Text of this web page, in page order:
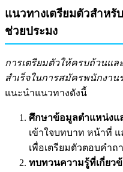
แนวทางเตรียมตัวสำห
ช่วยประมง
การเตรียมตัวให้ครบถ้วนแ
สำเร็จในการสมัครพนักงาน
แนะนำแนวทางดังนี้
ศึกษาข้อมูลตำแหน่งแ
เข้าใจบทบาท หน้าที่
เพื่อเตรียมตัวตอบคำ
ทบทวนความรู้ที่เกี่ยว